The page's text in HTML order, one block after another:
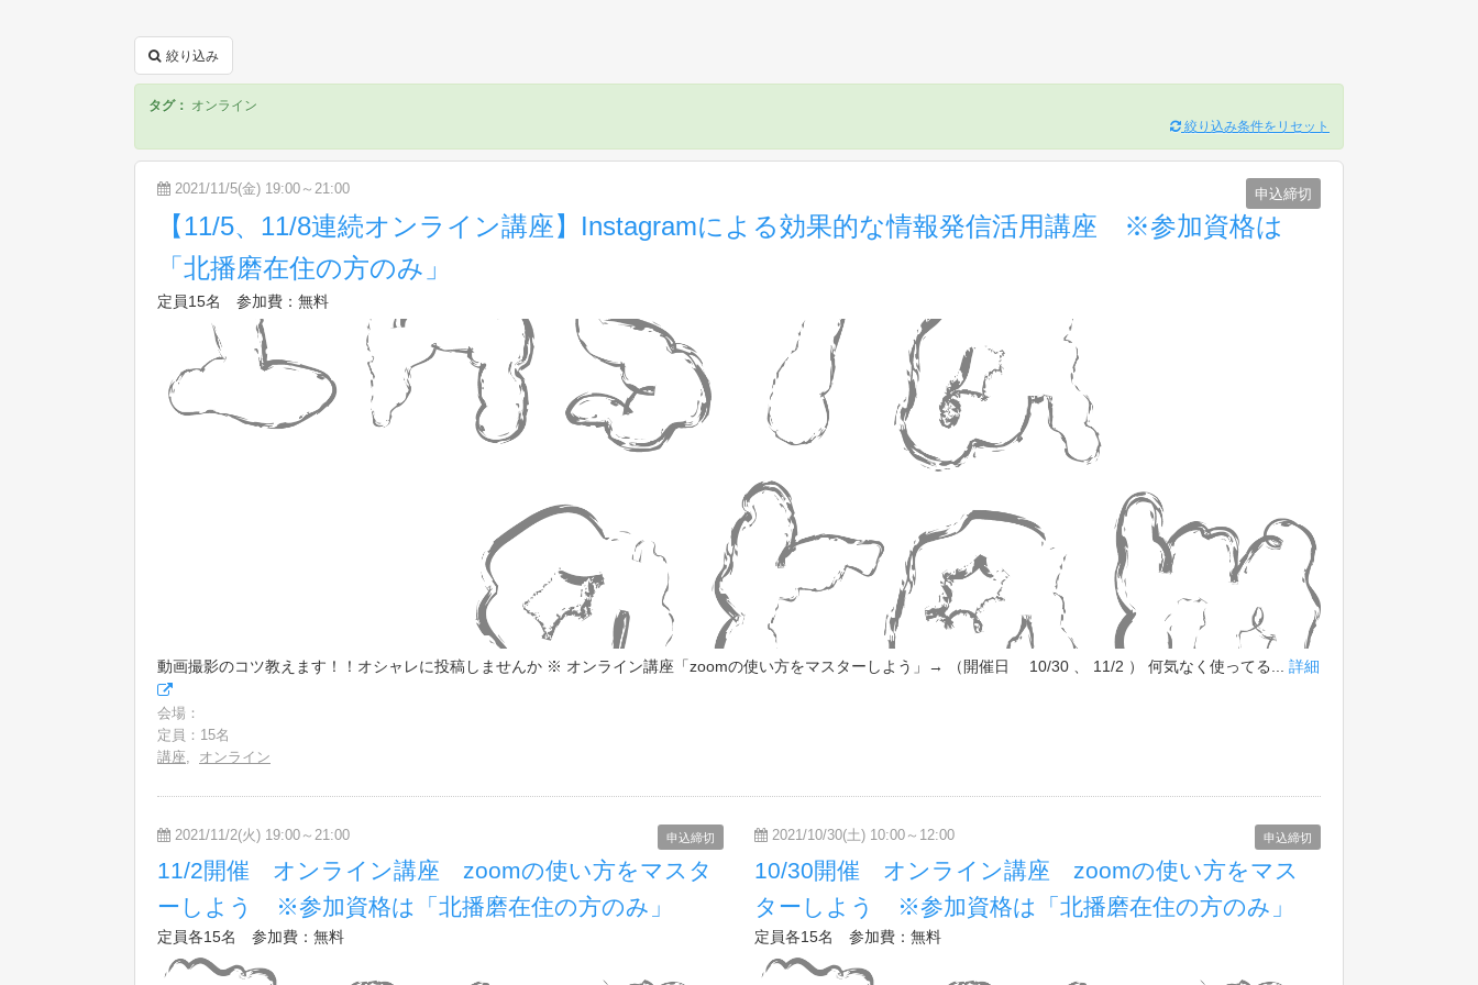
絞り込み
タグ： オンライン
絞り込み条件をリセット
申込締切
2021/11/5(金) 19:00～21:00
【11/5、11/8連続オンライン講座】Instagramによる効果的な情報発信活用講座 ※参加資格は
「北播磨在住の方のみ」
定員15名 参加費：無料
動画撮影のコツ教えます！！オシャレに投稿しませんか ※ オンライン講座「zoomの使い方をマスターしよう」→ （開催日 10/30 、 11/2 ） 何気なく使ってる... 詳細
会場：
定員：15名
講座, オンライン
申込締切
2021/11/2(火) 19:00～21:00
11/2開催 オンライン講座 zoomの使い方をマスタ
ーしよう ※参加資格は「北播磨在住の方のみ」
定員各15名 参加費：無料
申込締切
2021/10/30(土) 10:00～12:00
10/30開催 オンライン講座 zoomの使い方をマス
ターしよう ※参加資格は「北播磨在住の方のみ」
定員各15名 参加費：無料